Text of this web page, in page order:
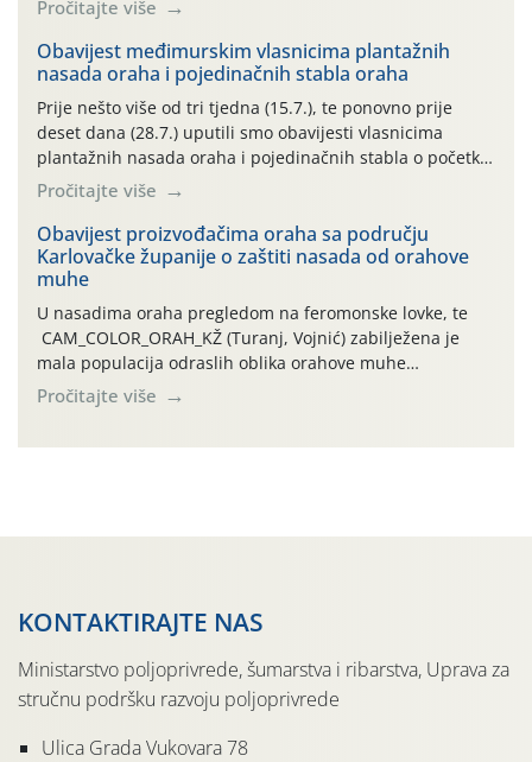
uzročnika bolesti, štetnika i fito-fagnih grinja (23.7., 14.7.,
06.7.)! Na početku ovog mjeseca je zabilježeno je
povijesno i ekstremno vruće meteorološko razdoblje, uz
najviše temperature […]
Pročitajte više
Obavijest međimurskim vlasnicima plantažnih
nasada oraha i pojedinačnih stabla oraha
Prije nešto više od tri tjedna (15.7.), te ponovno prije
deset dana (28.7.) uputili smo obavijesti vlasnicima
plantažnih nasada oraha i pojedinačnih stabla o početku
leta i ovogodišnjoj potrebi usmjerenog suzbijanja
orahove muhe (Rhagoletis completa)! Već dvanaest dana
traje drugi ovogodišnji “toplinski udar”, koji naročito
izražen zadnja šest dana (31.7.-05.8.), jer najviše
temperature zraka svakodnevno […]
Pročitajte više
Obavijest proizvođačima oraha sa području
Karlovačke županije o zaštiti nasada od orahove
muhe
U nasadima oraha pregledom na feromonske lovke, te
CAM_COLOR_ORAH_KŽ (Turanj, Vojnić) zabilježena je
mala populacija odraslih oblika orahove muhe
(Rhagoletis completa). Niska brojnost može se objasniti
činjenicom da je riječ o mladim nasadima s vrlo malim
Pročitajte više
KONTAKTIRAJTE NAS
Ministarstvo poljoprivrede, šumarstva i ribarstva, Uprava za
stručnu podršku razvoju poljoprivrede
Ulica Grada Vukovara 78